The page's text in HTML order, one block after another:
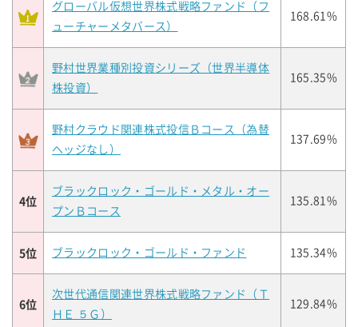
グローバル仮想世界株式戦略ファンド（フ
ューチャーメタバース）
168.61%
野村世界業種別投資シリーズ（世界半導体
株投資）
165.35%
野村クラウド関連株式投信Ｂコース（為替
ヘッジなし）
137.69%
4位
ブラックロック・ゴールド・メタル・オー
プンＢコース
135.81%
5位 ブラックロック・ゴールド・ファンド 135.34%
6位
次世代通信関連世界株式戦略ファンド（Ｔ
ＨＥ ５Ｇ）
129.84%